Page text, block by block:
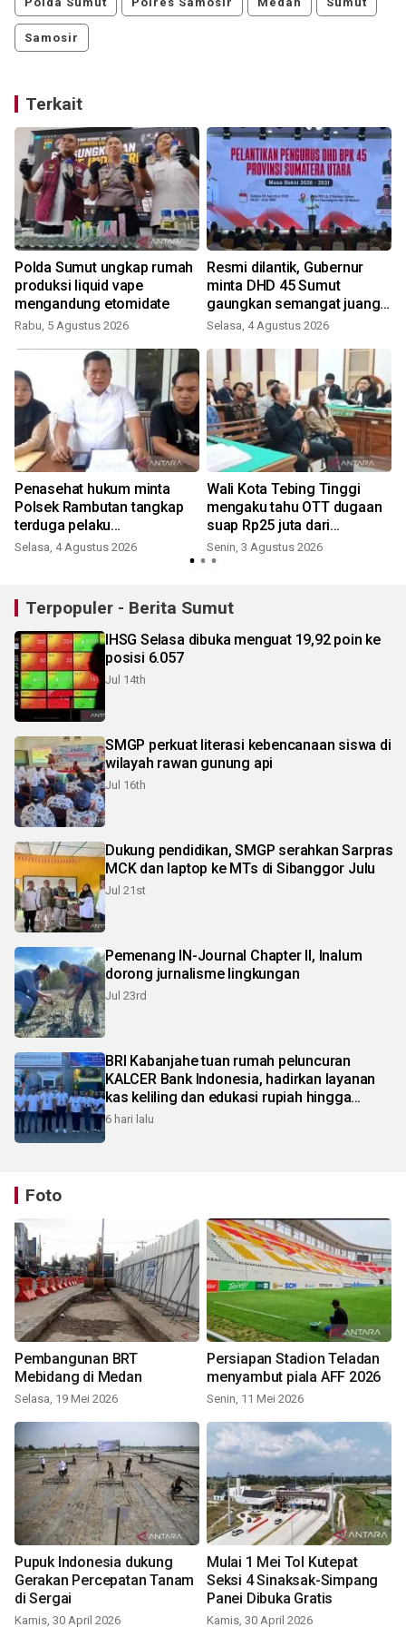
Samosir
Terkait
Polda Sumut ungkap rumah
produksi liquid vape
mengandung etomidate
Rabu, 5 Agustus 2026
Resmi dilantik, Gubernur
minta DHD 45 Sumut
gaungkan semangat juang
pemuda
Selasa, 4 Agustus 2026
Penasehat hukum minta
Polsek Rambutan tangkap
terduga pelaku
penganiayaan anak
Selasa, 4 Agustus 2026
Wali Kota Tebing Tinggi
mengaku tahu OTT dugaan
suap Rp25 juta dari
pemberitaan
Senin, 3 Agustus 2026
Terpopuler - Berita Sumut
IHSG Selasa dibuka menguat 19,92 poin ke
posisi 6.057
Jul 14th
SMGP perkuat literasi kebencanaan siswa di
wilayah rawan gunung api
Jul 16th
Dukung pendidikan, SMGP serahkan Sarpras
MCK dan laptop ke MTs di Sibanggor Julu
Jul 21st
Pemenang IN-Journal Chapter II, Inalum
dorong jurnalisme lingkungan
Jul 23rd
BRI Kabanjahe tuan rumah peluncuran
KALCER Bank Indonesia, hadirkan layanan
kas keliling dan edukasi rupiah hingga
pelosok Karo
6 hari lalu
Foto
Pembangunan BRT
Mebidang di Medan
Selasa, 19 Mei 2026
Persiapan Stadion Teladan
menyambut piala AFF 2026
Senin, 11 Mei 2026
Pupuk Indonesia dukung
Gerakan Percepatan Tanam
di Sergai
Kamis, 30 April 2026
Mulai 1 Mei Tol Kutepat
Seksi 4 Sinaksak-Simpang
Panei Dibuka Gratis
Kamis, 30 April 2026